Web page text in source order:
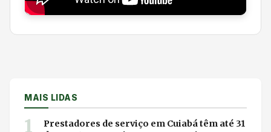
MAIS LIDAS
1
Prestadores de serviço em Cuiabá têm até 31